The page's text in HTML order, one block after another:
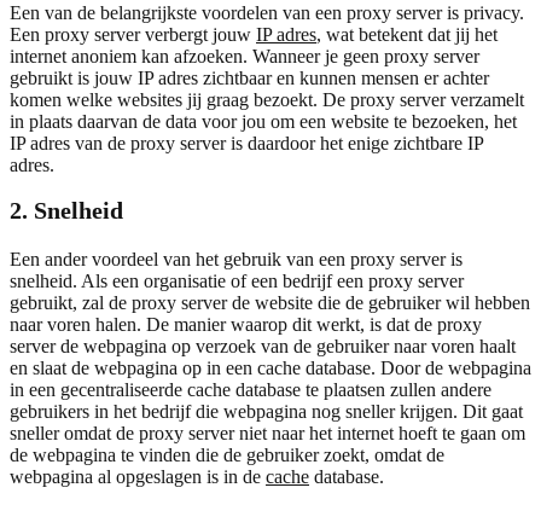
Een van de belangrijkste voordelen van een proxy server is privacy.
Een proxy server verbergt jouw IP adres, wat betekent dat jij het
internet anoniem kan afzoeken. Wanneer je geen proxy server
gebruikt is jouw IP adres zichtbaar en kunnen mensen er achter
komen welke websites jij graag bezoekt. De proxy server verzamelt
in plaats daarvan de data voor jou om een website te bezoeken, het
IP adres van de proxy server is daardoor het enige zichtbare IP
adres.
2. Snelheid
Een ander voordeel van het gebruik van een proxy server is
snelheid. Als een organisatie of een bedrijf een proxy server
gebruikt, zal de proxy server de website die de gebruiker wil hebben
naar voren halen. De manier waarop dit werkt, is dat de proxy
server de webpagina op verzoek van de gebruiker naar voren haalt
en slaat de webpagina op in een cache database. Door de webpagina
in een gecentraliseerde cache database te plaatsen zullen andere
gebruikers in het bedrijf die webpagina nog sneller krijgen. Dit gaat
sneller omdat de proxy server niet naar het internet hoeft te gaan om
de webpagina te vinden die de gebruiker zoekt, omdat de
webpagina al opgeslagen is in de cache database.